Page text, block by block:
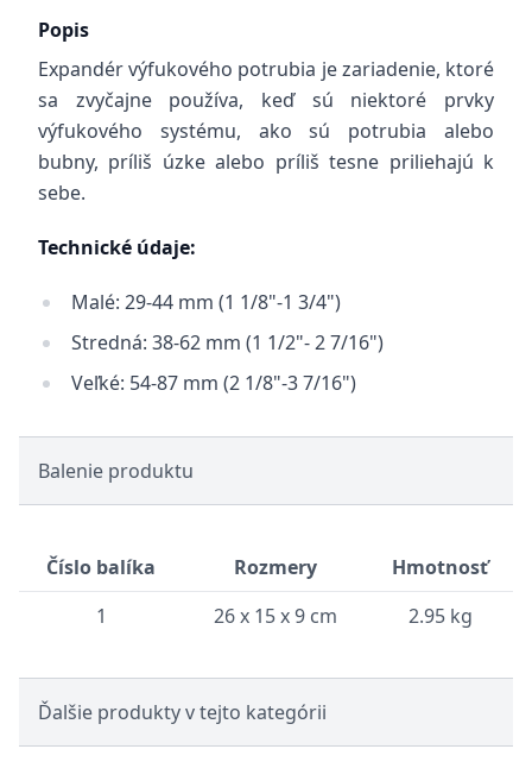
Popis
Expandér výfukového potrubia je zariadenie, ktoré
sa zvyčajne používa, keď sú niektoré prvky
výfukového systému, ako sú potrubia alebo
bubny, príliš úzke alebo príliš tesne priliehajú k
sebe.
Technické údaje:
Malé: 29-44 mm (1 1/8"-1 3/4")
Stredná: 38-62 mm (1 1/2"- 2 7/16")
Veľké: 54-87 mm (2 1/8"-3 7/16")
Balenie produktu
Číslo balíka Rozmery
Hmotnosť
1
26 x 15 x 9 cm 2.95 kg
Ďalšie produkty v tejto kategórii